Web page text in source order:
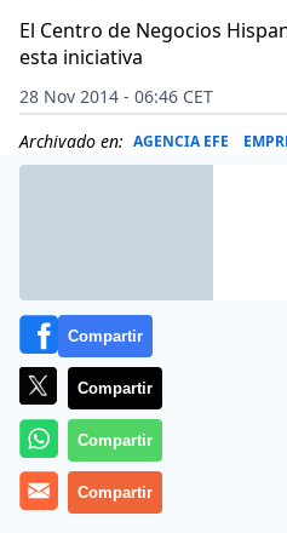
El Centro de Negocios
esta iniciativa
28 Nov 2014 - 06:46 CET
Archivado en: AGENCIA EFE
Compartir
Compartir
Compartir
Compartir